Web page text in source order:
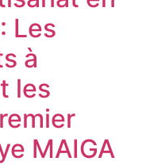
Les
à
les
MAIGA